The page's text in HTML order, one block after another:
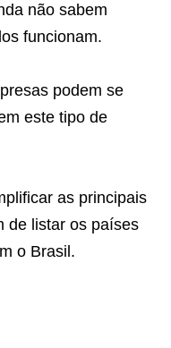
não sabem
funcionam.
podem se
este tipo de
as principais
de listar os países
o Brasil.